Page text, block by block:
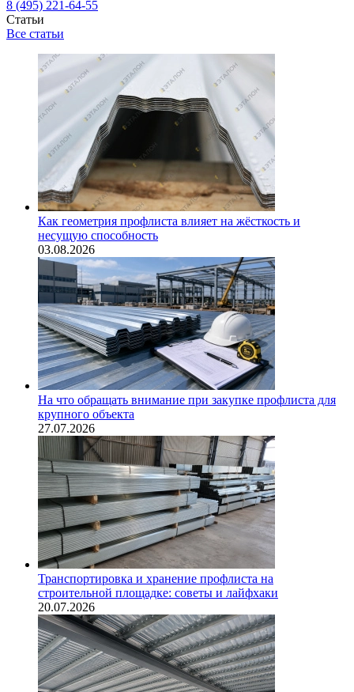
8 (495) 221-64-55
Статьи
Все статьи
Как геометрия профлиста влияет на жёсткость и
несущую способность
03.08.2026
На что обращать внимание при закупке профлиста для
крупного объекта
27.07.2026
Транспортировка и хранение профлиста на
строительной площадке: советы и лайфхаки
20.07.2026